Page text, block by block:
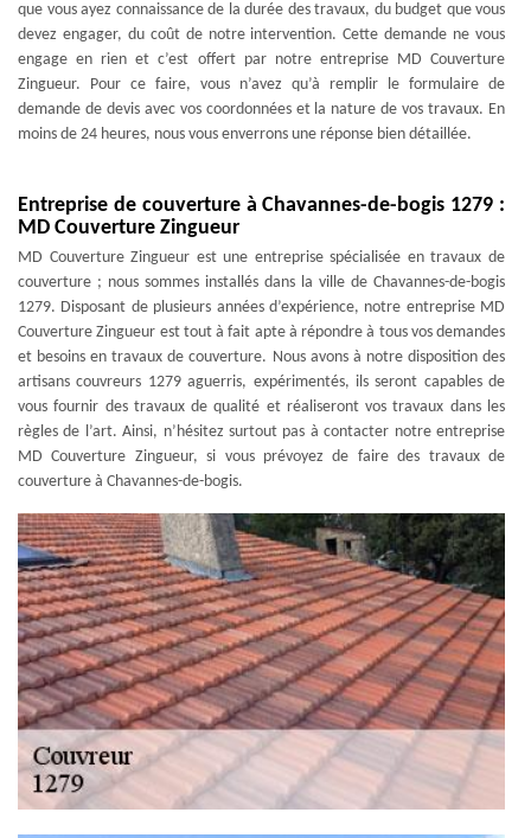
que vous ayez connaissance de la durée des travaux, du budget que vous
devez engager, du coût de notre intervention. Cette demande ne vous
engage en rien et c’est offert par notre entreprise MD Couverture
Zingueur. Pour ce faire, vous n’avez qu’à remplir le formulaire de
demande de devis avec vos coordonnées et la nature de vos travaux. En
moins de 24 heures, nous vous enverrons une réponse bien détaillée.
Entreprise de couverture à Chavannes-de-bogis 1279 :
MD Couverture Zingueur
MD Couverture Zingueur est une entreprise spécialisée en travaux de
couverture ; nous sommes installés dans la ville de Chavannes-de-bogis
1279. Disposant de plusieurs années d’expérience, notre entreprise MD
Couverture Zingueur est tout à fait apte à répondre à tous vos demandes
et besoins en travaux de couverture. Nous avons à notre disposition des
artisans couvreurs 1279 aguerris, expérimentés, ils seront capables de
vous fournir des travaux de qualité et réaliseront vos travaux dans les
règles de l’art. Ainsi, n’hésitez surtout pas à contacter notre entreprise
MD Couverture Zingueur, si vous prévoyez de faire des travaux de
couverture à Chavannes-de-bogis.